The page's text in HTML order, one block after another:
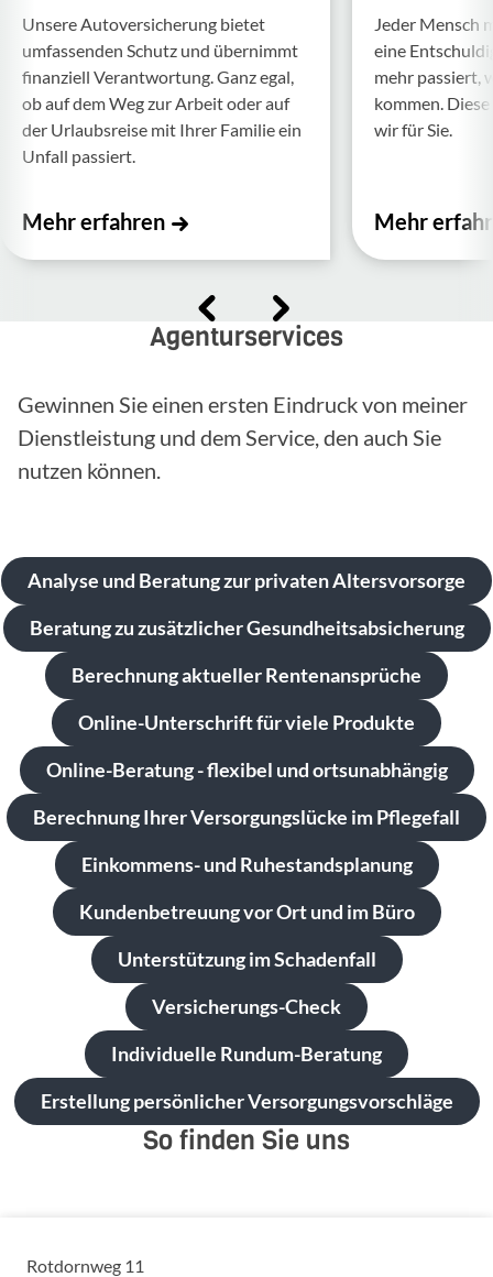
Unsere Auto­ver­si­che­rung bietet
umfas­senden Schutz und über­nimmt
finan­ziell Verant­wor­tung. Ganz egal,
ob auf dem Weg zur Arbeit oder auf
der Urlaubs­reise mit Ihrer Familie ein
Unfall passiert.
Mehr erfahren
Jeder Mensch
eine
mehr passiert,
kommen.
wir für Sie.
Mehr
Agenturservices
Gewinnen Sie einen ersten Eindruck von meiner
Dienstleistung und dem Service, den auch Sie
nutzen können.
Analyse und Beratung zur privaten Altersvorsorge
Beratung zu zusätzlicher Gesundheitsabsicherung
Berechnung aktueller Rentenansprüche
Online-Unterschrift für viele Produkte
Online-Beratung - flexibel und ortsunabhängig
Berechnung Ihrer Versorgungslücke im Pflegefall
Einkommens- und Ruhestandsplanung
Kundenbetreuung vor Ort und im Büro
Unterstützung im Schadenfall
Versicherungs-Check
Individuelle Rundum-Beratung
Erstellung persönlicher Versorgungsvorschläge
So finden Sie uns
Rotdornweg 11